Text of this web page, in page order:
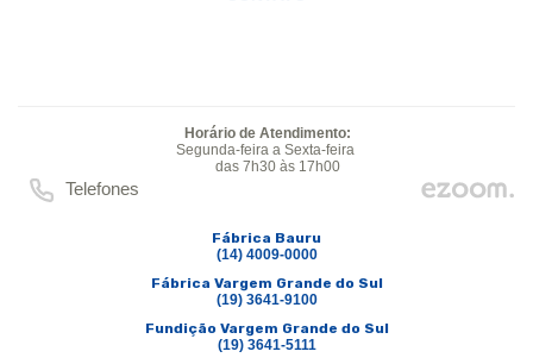
Horário de Atendimento:
Segunda-feira a Sexta-feira
das 7h30 às 17h00
Telefones
Fábrica Bauru
(14) 4009-0000
Fábrica Vargem Grande do Sul
(19) 3641-9100
Fundição Vargem Grande do Sul
(19) 3641-5111